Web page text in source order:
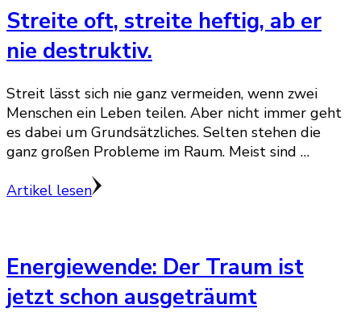
Streite oft, streite heftig, ab er
nie destruktiv.
Streit lässt sich nie ganz vermeiden, wenn zwei
Menschen ein Leben teilen. Aber nicht immer geht
es dabei um Grundsätzliches. Selten stehen die
ganz großen Probleme im Raum. Meist sind …
Artikel lesen
Energiewende: Der Traum ist
jetzt schon ausgeträumt